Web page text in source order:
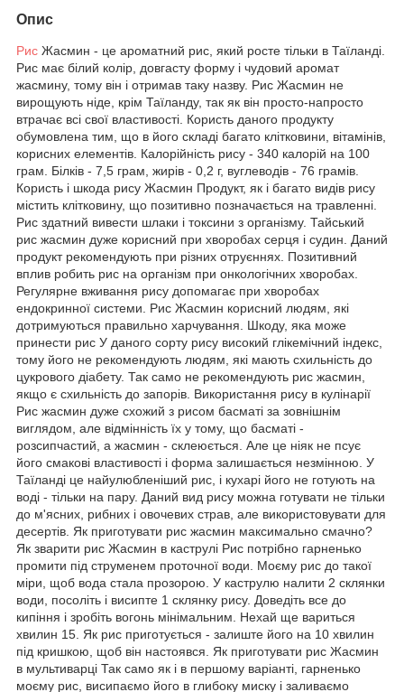
Опис
Рис Жасмин - це ароматний рис, який росте тільки в Таїланді.
Рис має білий колір, довгасту форму і чудовий аромат
жасмину, тому він і отримав таку назву. Рис Жасмин не
вирощують ніде, крім Таїланду, так як він просто-напросто
втрачає всі свої властивості. Користь даного продукту
обумовлена тим, що в його складі багато клітковини, вітамінів,
корисних елементів. Калорійність рису - 340 калорій на 100
грам. Білків - 7,5 грам, жирів - 0,2 г, вуглеводів - 76 грамів.
Користь і шкода рису Жасмин Продукт, як і багато видів рису
містить клітковину, що позитивно позначається на травленні.
Рис здатний вивести шлаки і токсини з організму. Тайський
рис жасмин дуже корисний при хворобах серця і судин. Даний
продукт рекомендують при різних отруєннях. Позитивний
вплив робить рис на організм при онкологічних хворобах.
Регулярне вживання рису допомагає при хворобах
ендокринної системи. Рис Жасмин корисний людям, які
дотримуються правильно харчування. Шкоду, яка може
принести рис У даного сорту рису високий глікемічний індекс,
тому його не рекомендують людям, які мають схильність до
цукрового діабету. Так само не рекомендують рис жасмин,
якщо є схильність до запорів. Використання рису в кулінарії
Рис жасмин дуже схожий з рисом басматі за зовнішнім
виглядом, але відмінність їх у тому, що басматі -
розсипчастий, а жасмин - склеюється. Але це ніяк не псує
його смакові властивості і форма залишається незмінною. У
Таїланді це найулюбленіший рис, і кухарі його не готують на
воді - тільки на пару. Даний вид рису можна готувати не тільки
до м'ясних, рибних і овочевих страв, але використовувати для
десертів. Як приготувати рис жасмин максимально смачно?
Як зварити рис Жасмин в каструлі Рис потрібно гарненько
промити під струменем проточної води. Моєму рис до такої
міри, щоб вода стала прозорою. У каструлю налити 2 склянки
води, посоліть і висипте 1 склянку рису. Доведіть все до
кипіння і зробіть вогонь мінімальним. Нехай ще вариться
хвилин 15. Як рис приготується - залиште його на 10 хвилин
під кришкою, щоб він настоявся. Як приготувати рис Жасмин
в мультиварці Так само як і в першому варіанті, гарненько
моєму рис, висипаємо його в глибоку миску і заливаємо